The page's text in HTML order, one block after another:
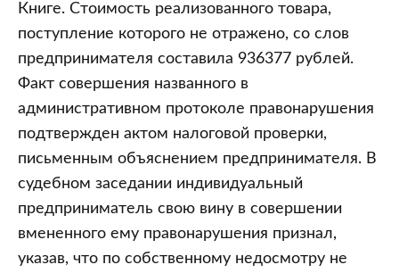
Книге. Стоимость реализованного товара,
поступление которого не отражено, со слов
предпринимателя составила 936377 рублей.
Факт совершения названного в
административном протоколе правонарушения
подтвержден актом налоговой проверки,
письменным объяснением предпринимателя. В
судебном заседании индивидуальный
предприниматель свою вину в совершении
вмененного ему правонарушения признал,
указав, что по собственному недосмотру не